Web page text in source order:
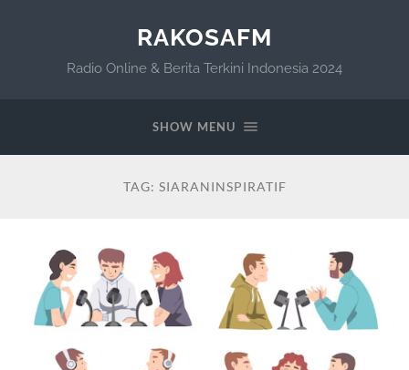
RAKOSAFM
Radio Online & Berita Terkini Indonesia 2024
SHOW MENU
TAG: SIARANINSPIRATIF